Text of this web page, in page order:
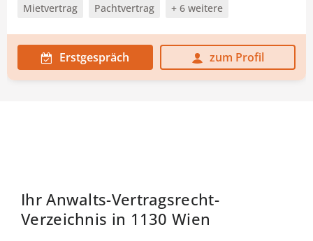
Mietvertrag
Pachtvertrag + 6 weitere
Erstgespräch zum Profil
Ihr Anwalts-Vertragsrecht-
Verzeichnis in 1130 Wien